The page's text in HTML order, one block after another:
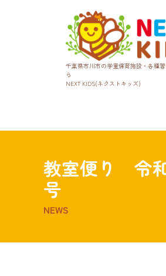
千葉県市川市の学童保育施設・各種
ら
NEXT KIDS(ネクストキッズ)
教室便り 令
号
NEWS